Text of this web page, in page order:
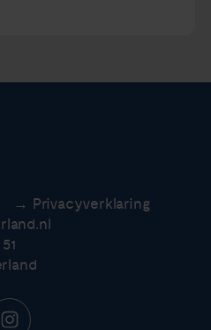
Privacyverklaring